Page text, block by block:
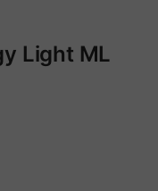
Light ML